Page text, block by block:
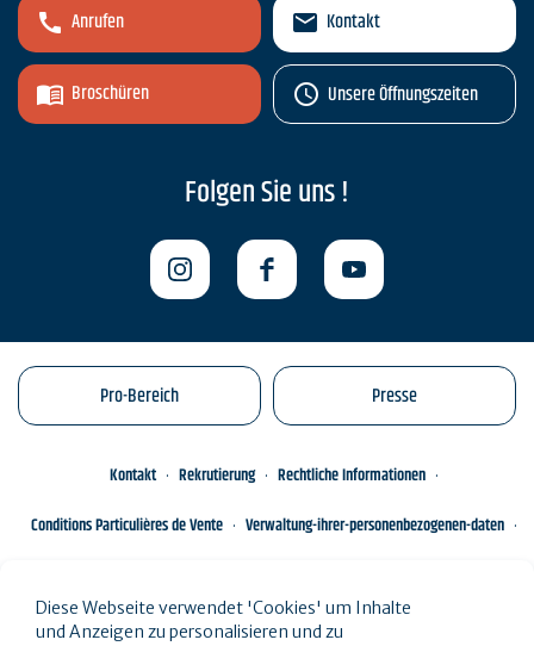
Anrufen
Broschüren
Kontakt
Unsere Öffnungszeiten
Folgen Sie uns !
Pro-Bereich Presse
Kontakt Rekrutierung
Rechtliche Informationen
Conditions Particulières de Vente
Verwaltung-ihrer-personenbezogenen-daten
Diese Webseite verwendet 'Cookies' um Inhalte
und Anzeigen zu personalisieren und zu